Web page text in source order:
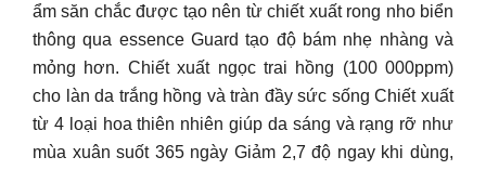
ẩm săn chắc được tạo nên từ chiết xuất rong nho biển
thông qua essence Guard tạo độ bám nhẹ nhàng và
mỏng hơn. Chiết xuất ngọc trai hồng (100 000ppm)
cho làn da trắng hồng và tràn đầy sức sống Chiết xuất
từ 4 loại hoa thiên nhiên giúp da sáng và rạng rỡ như
mùa xuân suốt 365 ngày Giảm 2,7 độ ngay khi dùng,